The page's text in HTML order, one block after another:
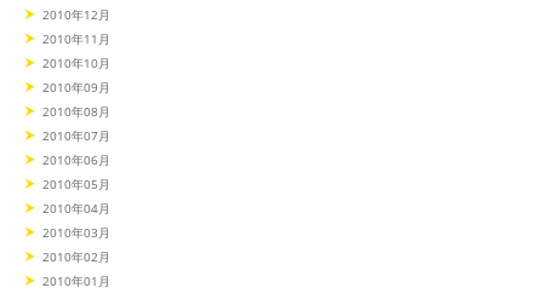
2010年12月
2010年11月
2010年10月
2010年09月
2010年08月
2010年07月
2010年06月
2010年05月
2010年04月
2010年03月
2010年02月
2010年01月